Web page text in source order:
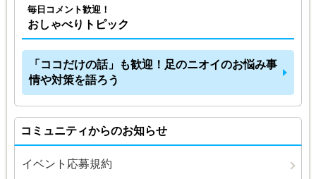
毎日コメント歓迎！
おしゃべりトピック
「ココだけの話」も歓迎！足のニオイのお悩み事
情や対策を語ろう
コミュニティからのお知らせ
イベント応募規約